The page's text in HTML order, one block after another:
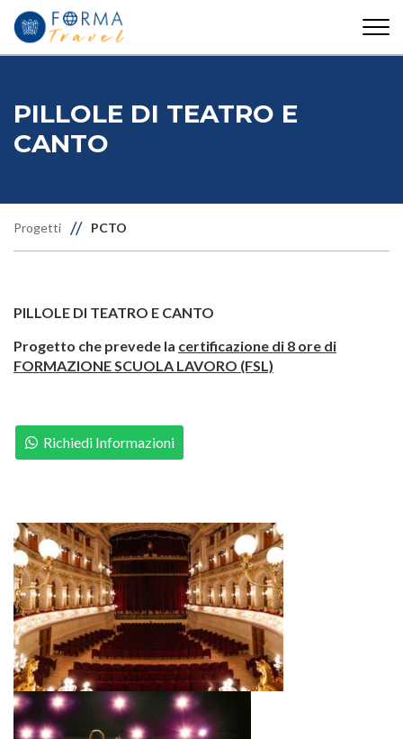
PILLOLE DI TEATRO E
CANTO
Progetti // PCTO
PILLOLE DI TEATRO E CANTO
Progetto che prevede la certificazione di 8 ore di
FORMAZIONE SCUOLA LAVORO (FSL)
Richiedi Informazioni